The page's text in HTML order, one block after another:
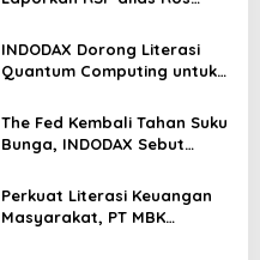
INDODAX Dorong Literasi
Quantum Computing untuk
Blockchain
The Fed Kembali Tahan Suku
Bunga, INDODAX Sebut
Sentimen Pasar
Perkuat Literasi Keuangan
Masyarakat, PT MBK